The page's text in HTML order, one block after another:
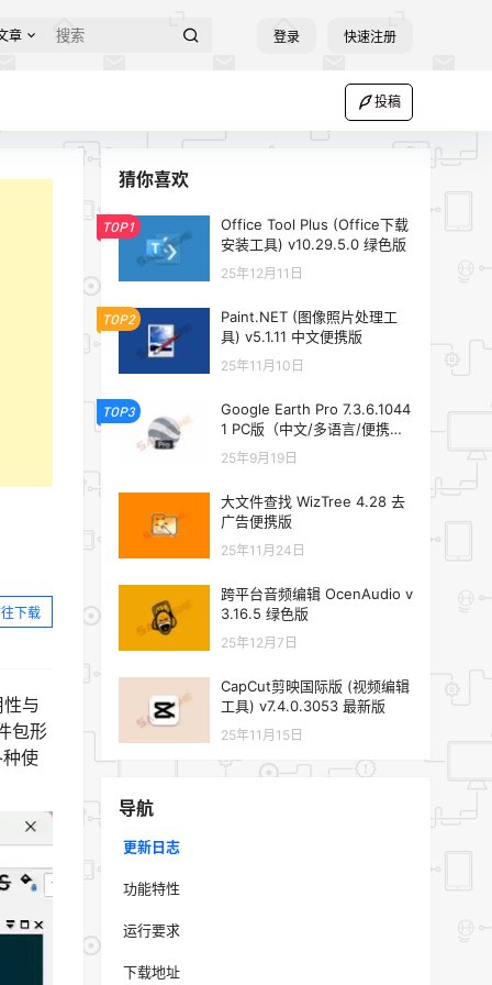
章 登录 快速注册
投稿
下载
与
包形
使
猜你喜欢
TOP1
Office Tool Plus (Office下载
安装工具) v10.29.5.0 绿色版
25年12月11日
TOP2
Paint.NET (图像照片处理工
具) v5.1.11 中文便携版
25年11月10日
TOP3
Google Earth Pro 7.3.6.1044
1 PC版（中文/多语言/便携
版）
25年9月19日
大文件查找 WizTree 4.28 去
广告便携版
25年11月24日
跨平台音频编辑 OcenAudio v
3.16.5 绿色版
25年12月7日
CapCut剪映国际版 (视频编辑
工具) v7.4.0.3053 最新版
25年11月15日
导航
更新日志
功能特性
运行要求
下载地址